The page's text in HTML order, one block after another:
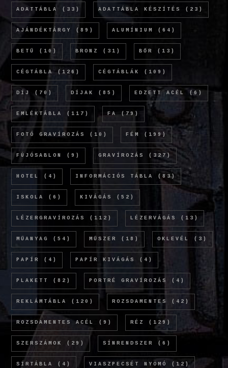
ADATTÁBLA (33) ADATTÁBLA KÉSZÍTÉS (23)
AJÁNDÉKTÁRGY (89) ALUMÍNIUM (64)
BETŰ (10) BRONZ (31) BŐR (13)
CÉGTÁBLA (126) CÉGTÁBLÁK (109)
DÍJ (70) DÍJAK (85) EDZETT ACÉL (6)
EMLÉKTÁBLA (117) FA (79)
FOTÓ GRAVÍROZÁS (10) FÉM (199)
FÚJÓSABLON (9) GRAVÍROZÁS (327)
HOTEL (4) INFORMÁCIÓS TÁBLA (83)
ISKOLA (6) KIVÁGÁS (52)
LÉZERGRAVÍROZÁS (112) LÉZERVÁGÁS (13)
MŰANYAG (54) MŰSZER (18) OKLEVÉL (3)
PAPÍR (4) PAPÍR KIVÁGÁS (4)
PLAKETT (82) PORTRÉ GRAVÍROZÁS (4)
REKLÁMTÁBLA (120) ROZSDAMENTES (42)
ROZSDAMENTES ACÉL (9) RÉZ (129)
SZERSZÁMOK (29) SÍNRENDSZER (6)
SÍRTÁBLA (4) VIASZPECSÉT NYOMÓ (12)